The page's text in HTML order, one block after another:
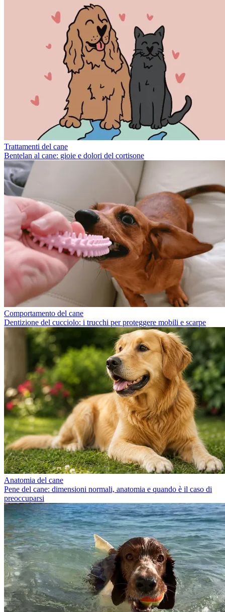
Trattamenti del cane
Bentelan al cane: gioie e dolori del cortisone
Comportamento del cane
Dentizione del cucciolo: i trucchi per proteggere mobili e scarpe
Anatomia del cane
Pene del cane: dimensioni normali, anatomia e quando è il caso di
preoccuparsi